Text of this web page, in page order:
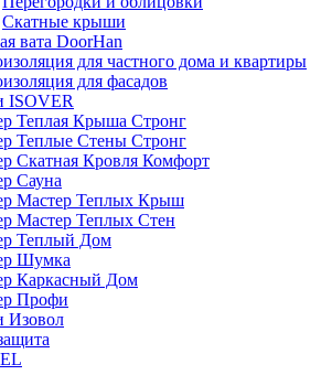
Скатные крыши
вата DoorHan
для частного дома и квартиры
для фасадов
ISOVER
Теплая Крыша Стронг
Теплые Стены Стронг
Скатная Кровля Комфорт
Сауна
Мастер Теплых Крыш
Мастер Теплых Стен
Теплый Дом
Шумка
Каркасный Дом
Профи
Изовол